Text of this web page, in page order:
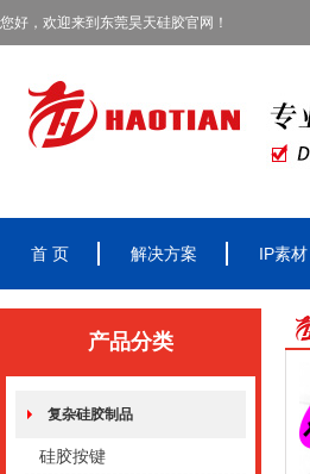
您好，欢迎来到东莞昊天硅胶官网！
首 页 解决方案 IP素材
产品分类
复杂硅胶制品
硅胶按键